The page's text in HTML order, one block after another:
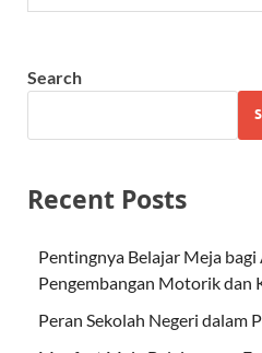
Search
Recent Posts
Pentingnya Belajar Meja
Pengembangan Motorik dan
Peran Sekolah Negeri dalam